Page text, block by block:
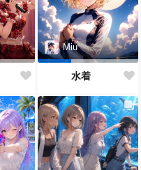
Miu
水着